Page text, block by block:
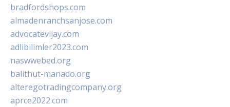
bradfordshops.com
almadenranchsanjose.com
advocatevijay.com
adlibilimler2023.com
naswwebed.org
balithut-manado.org
alteregotradingcompany.org
aprce2022.com